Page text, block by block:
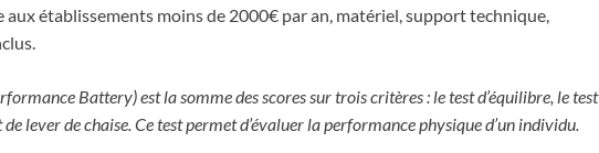
aux établissements moins de 2000€ par an, matériel, support technique,
Battery) est la somme des scores sur trois critères : le test d’équilibre, le test
lever de chaise. Ce test permet d’évaluer la performance physique d’un individu.